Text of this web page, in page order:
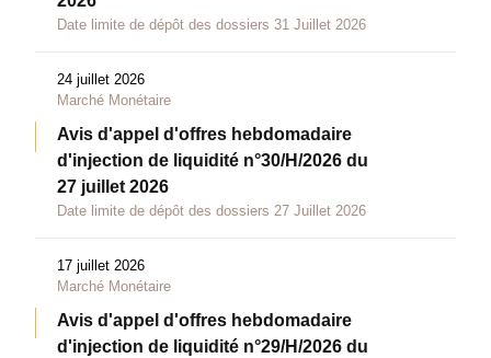
Date limite de dépôt des dossiers 31 Juillet 2026
24 juillet 2026
Marché Monétaire
Avis d'appel d'offres hebdomadaire
d'injection de liquidité n°30/H/2026 du
27 juillet 2026
Date limite de dépôt des dossiers 27 Juillet 2026
17 juillet 2026
Marché Monétaire
Avis d'appel d'offres hebdomadaire
d'injection de liquidité n°29/H/2026 du